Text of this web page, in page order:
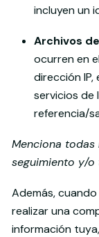
incluyen un
Archivos
ocurren en
dirección
servicios de
referencia/
Menciona todas
seguimiento y/o
Además,
realizar una
información